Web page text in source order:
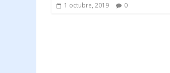
1 octubre, 2019 0